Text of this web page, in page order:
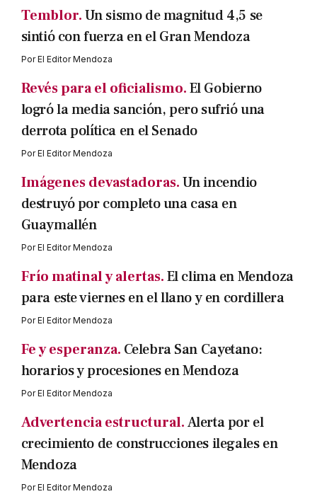
Temblor.Un sismo de magnitud 4,5 se
sintió con fuerza en el Gran Mendoza
PorEl Editor Mendoza
Revés para el oficialismo.El Gobierno
logró la media sanción, pero sufrió una
derrota política en el Senado
PorEl Editor Mendoza
Imágenes devastadoras.Un incendio
destruyó por completo una casa en
Guaymallén
PorEl Editor Mendoza
Frío matinal y alertas.El clima en Mendoza
para este viernes en el llano y en cordillera
PorEl Editor Mendoza
Fe y esperanza. Celebra San Cayetano:
horarios y procesiones en Mendoza
PorEl Editor Mendoza
Advertencia estructural.Alerta por el
crecimiento de construcciones ilegales en
Mendoza
PorEl Editor Mendoza